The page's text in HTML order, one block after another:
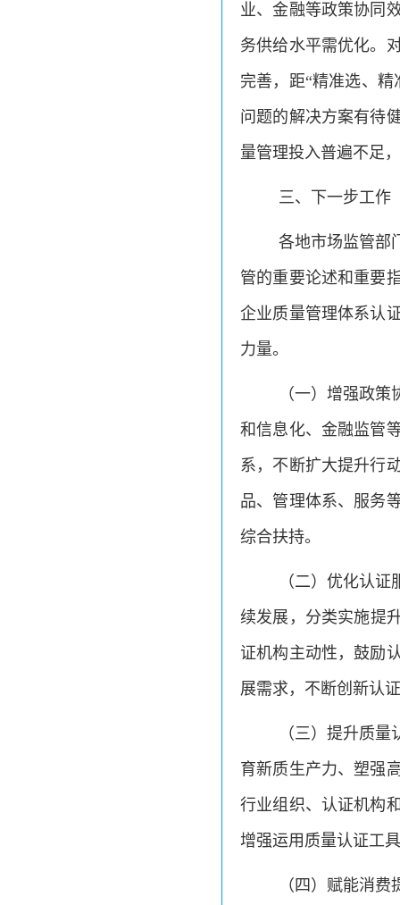
业、金融等政策协同
务供给水平需优化。
完善，距“精准选、
问题的解决方案有待
量管理投入普遍不足
三、下一步工作
各地市场监管部
管的重要论述和重要
企业质量管理体系认
力量。
（一）增强政
和信息化、金融监管
系，不断扩大提升行
品、管理体系、服务
综合扶持。
（二）优化认
续发展，分类实施提
证机构主动性，鼓励
展需求，不断创新认
（三）提升质
育新质生产力、塑强
行业组织、认证机构
增强运用质量认证工
（四）赋能消